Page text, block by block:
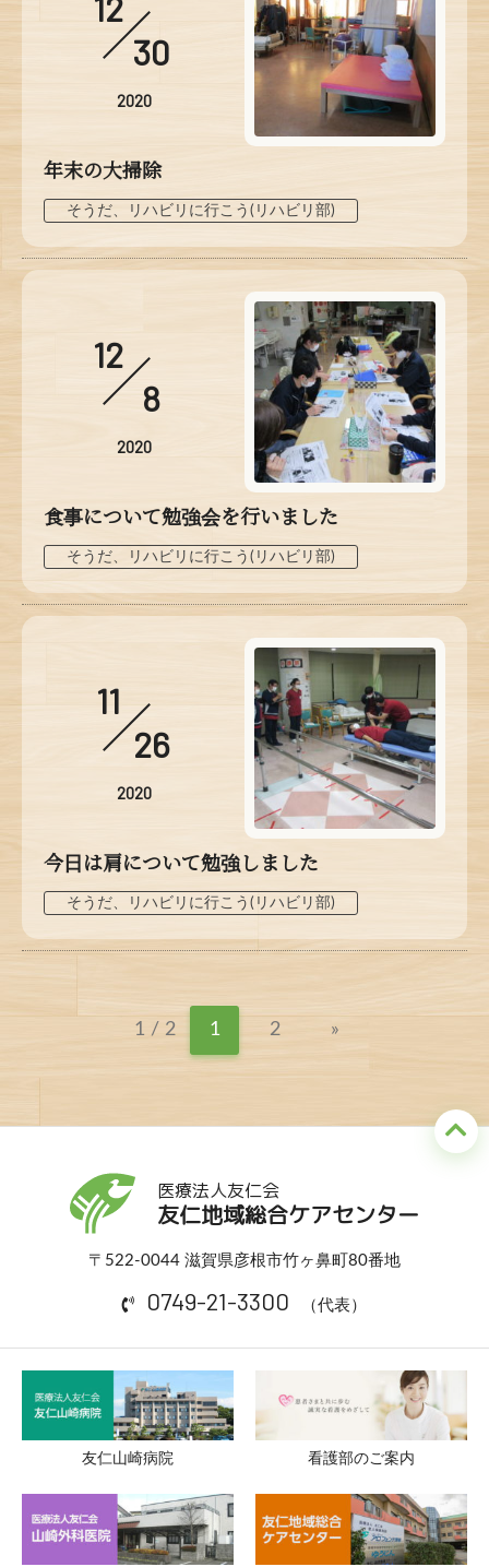
30
2020
年末の大掃除
そうだ、リハビリに行こう(リハビリ部)
12
8
2020
食事について勉強会を行いました
そうだ、リハビリに行こう(リハビリ部)
11
26
2020
今日は肩について勉強しました
そうだ、リハビリに行こう(リハビリ部)
1 / 2 1 2 »
医療法人友仁会
友仁地域総合ケアセンター
〒522-0044 滋賀県彦根市竹ヶ鼻町80番地
0749-21-3300 （代表）
友仁山崎病院 看護部のご案内